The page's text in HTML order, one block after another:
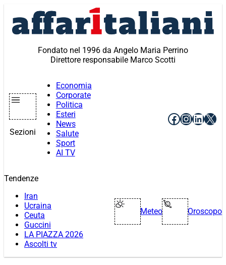
contenuto
Fondato nel 1996 da Angelo Maria Perrino
Direttore responsabile Marco Scotti
Sezioni
Economia
Corporate
Politica
Esteri
News
Salute
Sport
AI TV
Facebook
X
Tendenze
Iran
Ucraina
Ceuta
Guccini
LA PIAZZA 2026
Ascolti tv
Meteo Oroscopo